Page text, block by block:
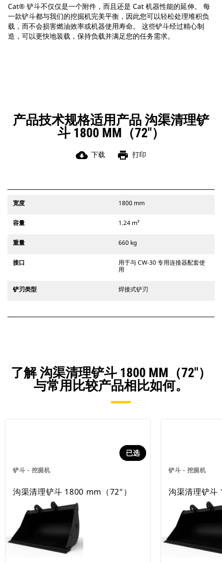
Cat® 铲斗不仅仅是一个附件，而且还是 Cat 机器性能的延伸。 每
一款铲斗都与我们的挖掘机完美平衡，因此您可以轻松处理堆积负
载，而不会损害燃油效率或机器使用寿命。 这些铲斗经过精心制
造，可以更快地装载，保持负载并满足您的任务需求。
产品技术规格适用产品 沟渠清理铲
斗 1800 MM（72"）
cloud_download 下载 print 打印
宽度 1800 mm
容量 1.24 m³
重量 660 kg
接口
用于与 CW-30 专用连接器配套使
用
铲刃类型 焊接式铲刃
了解 沟渠清理铲斗 1800 MM（72"）
与常用比较产品相比如何。
铲斗 - 挖掘机
已选
沟渠清理铲斗 1800 mm（72"）
铲斗 - 挖掘机
沟渠清理铲